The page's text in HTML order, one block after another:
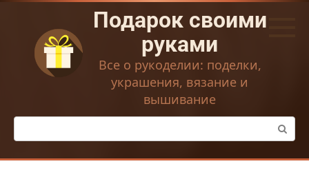
Перейти
контенту
Подарок своими
руками
Все о рукоделии: поделки,
украшения, вязание и
вышивание
Поиск: